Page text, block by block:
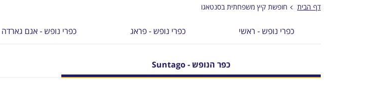
דף הבית חופשת קיץ משפחתית בסנטאגו
כפרי נופש - ראשי כפרי נופש - פראג כפרי נופש - אגם גארדה
כפר הנופש - Suntago